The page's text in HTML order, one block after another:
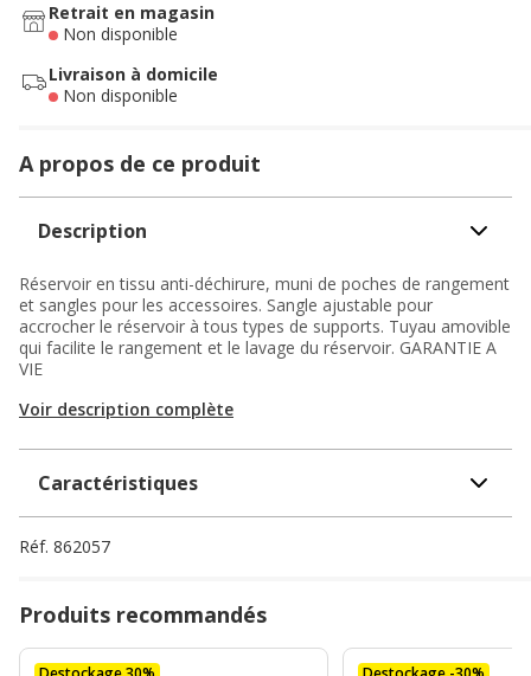
Retrait en magasin
Non disponible
Livraison à domicile
Non disponible
A propos de ce produit
Description
Réservoir en tissu anti-déchirure, muni de poches de rangement
et sangles pour les accessoires. Sangle ajustable pour
accrocher le réservoir à tous types de supports. Tuyau amovible
qui facilite le rangement et le lavage du réservoir. GARANTIE A
VIE
Voir description complète
Caractéristiques
Réf. 862057
Produits recommandés